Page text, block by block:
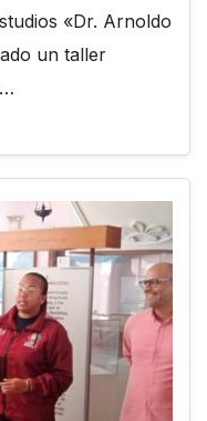
«Dr. Arnoldo
un taller